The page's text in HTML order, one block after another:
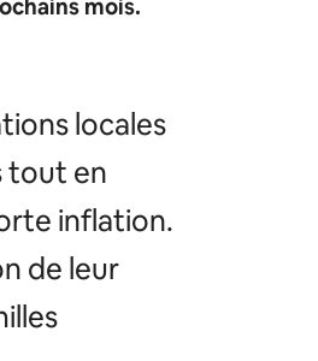
mois.
locales
tout en
inflation.
de leur